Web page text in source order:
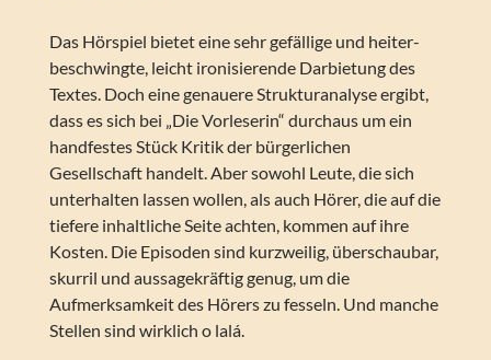
Das Hörspiel bietet eine sehr gefällige und heiter-
beschwingte, leicht ironisierende Darbietung des
Textes. Doch eine genauere Strukturanalyse ergibt,
dass es sich bei „Die Vorleserin“ durchaus um ein
handfestes Stück Kritik der bürgerlichen
Gesellschaft handelt. Aber sowohl Leute, die sich
unterhalten lassen wollen, als auch Hörer, die auf die
tiefere inhaltliche Seite achten, kommen auf ihre
Kosten. Die Episoden sind kurzweilig, überschaubar,
skurril und aussagekräftig genug, um die
Aufmerksamkeit des Hörers zu fesseln. Und manche
Stellen sind wirklich o lalá.